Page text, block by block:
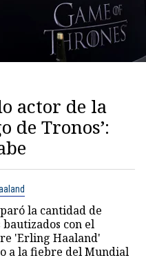
actor de la
de Tronos’:
la cantidad de
bautizados con el
'Erling Haaland'
a la fiebre del Mundial